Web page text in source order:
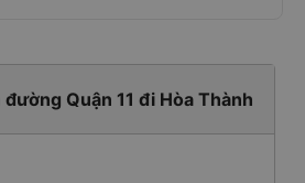
Quận 11 đi Hòa Thành